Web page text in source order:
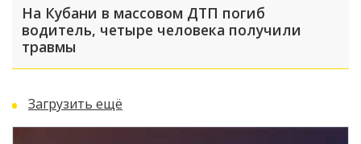
На Кубани в массовом ДТП погиб
водитель, четыре человека получили
травмы
Загрузить ещё